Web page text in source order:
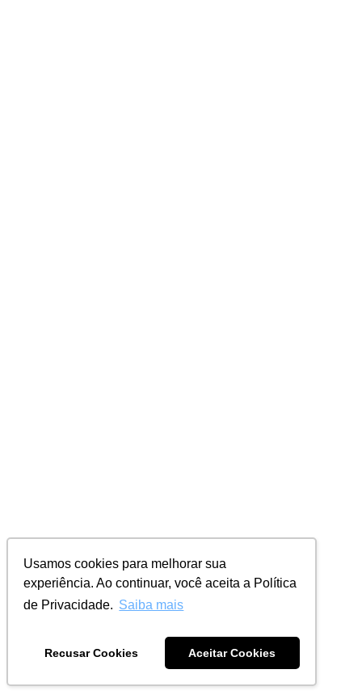
Usamos cookies para melhorar sua
experiência. Ao continuar, você aceita a Política
de Privacidade. Saiba mais
Recusar Cookies Aceitar Cookies